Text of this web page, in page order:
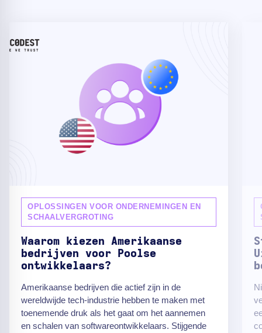
OPLOSSINGEN VOOR ONDERNEMINGEN EN
SCHAALVERGROTING
Waarom kiezen Amerikaanse
bedrijven voor Poolse
ontwikkelaars?
Amerikaanse bedrijven die actief zijn in de
wereldwijde tech-industrie hebben te maken met
toenemende druk als het gaat om het aannemen
en schalen van softwareontwikkelaars. Stijgende